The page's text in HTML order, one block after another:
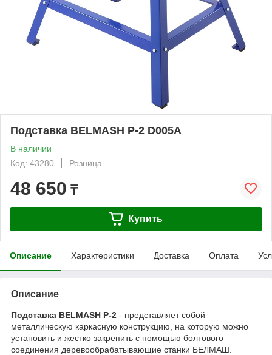
Подставка BELMASH P-2 D005A
В наличии
Код: 43280
Розница
48 650 ₸
Купить
Описание Характеристики Доставка Оплата
Описание
Подставка BELMASH P-2 - представляет собой
металлическую каркасную конструкцию, на которую можно
установить и жестко закрепить с помощью болтового
соединения деревообрабатывающие станки БЕЛМАШ.